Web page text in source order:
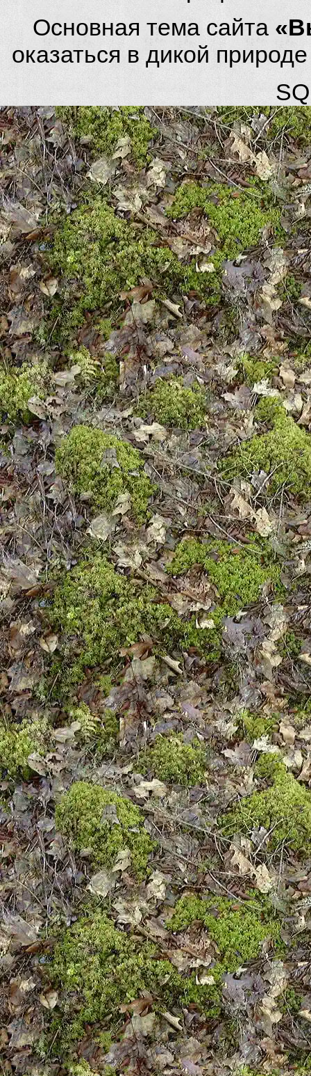
Основная тема сайта
оказаться в дикой